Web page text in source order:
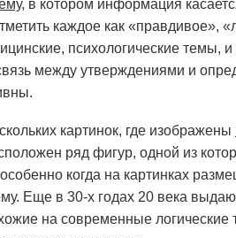
, в котором информация
каждое как «правдивое»,
психологические темы,
между утверждениями и
картинок, где изображены
ряд фигур, одной из
когда на картинках
Еще в 30-х годах 20 века
на современные логические